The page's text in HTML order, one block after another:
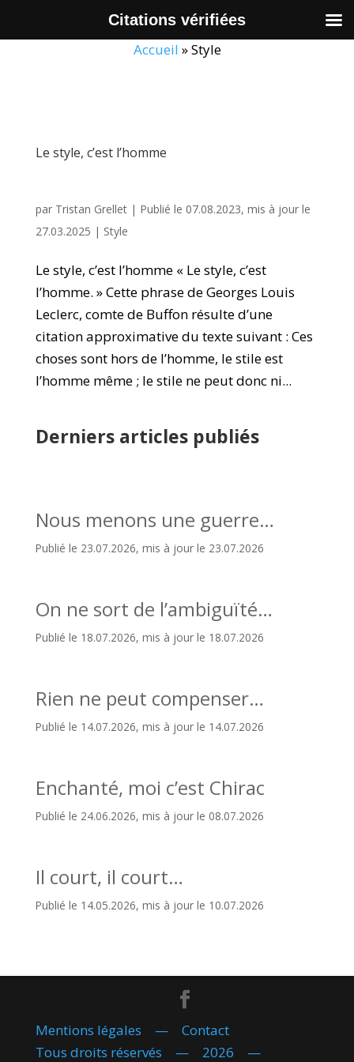
Accueil »Style
Le style, c’est l’homme
par Tristan Grellet| Publié le 07.08.2023, mis à jour le
27.03.2025 | Style
Le style, c’est l’homme « Le style, c’est
l’homme. » Cette phrase de Georges Louis
Leclerc, comte de Buffon résulte d’une
citation approximative du texte suivant : Ces
choses sont hors de l’homme, le stile est
l’homme même ; le stile ne peut donc ni...
Derniers articles publiés
Nous menons une guerre…
Publié le 23.07.2026, mis à jour le 23.07.2026
On ne sort de l’ambiguïté…
Publié le 18.07.2026, mis à jour le 18.07.2026
Rien ne peut compenser…
Publié le 14.07.2026, mis à jour le 14.07.2026
Enchanté, moi c’est Chirac
Publié le 24.06.2026, mis à jour le 08.07.2026
Il court, il court…
Publié le 14.05.2026, mis à jour le 10.07.2026
Mentions légales — Contact
Tous droits réservés — 2026 —
Citations vérifiées